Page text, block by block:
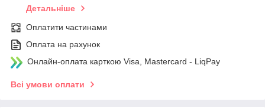
Детальніше
Оплатити частинами
Оплата на рахунок
Онлайн-оплата карткою Visa, Mastercard - LiqPay
Всі умови оплати